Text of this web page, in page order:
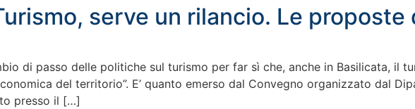
serve un rilancio. Le proposte
di passo delle politiche sul turismo per far sì che, anche in Basilicata, il
del territorio”. E’ quanto emerso dal Convegno organizzato dal
presso il […]